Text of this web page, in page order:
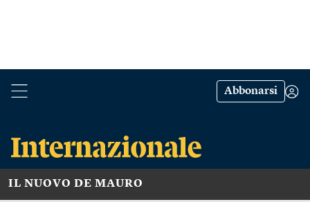
Abbonarsi
IL NUOVO DE MAURO